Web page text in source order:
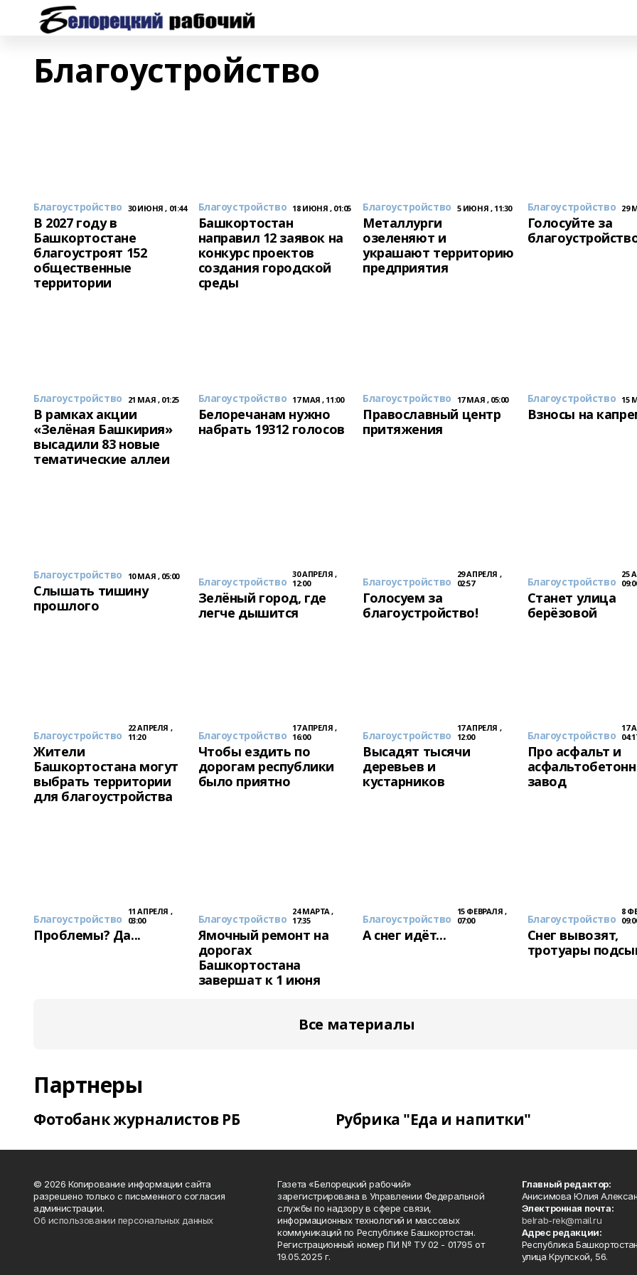
Благоустройство
Благоустройство 30 ИЮНЯ , 01:44
В 2027 году в
Башкортостане
благоустроят 152
общественные
территории
Благоустройство 18 ИЮНЯ , 01:05
Башкортостан
направил 12 заявок на
конкурс проектов
создания городской
среды
Благоустройство 5 ИЮНЯ , 11:30
Металлурги
озеленяют и
украшают территорию
предприятия
Благоустройство 29
Голосуйте за
Благоустройство 21 МАЯ , 01:25
В рамках акции
«Зелёная Башкирия»
высадили 83 новые
тематические аллеи
Благоустройство 17 МАЯ , 11:00
Белоречанам нужно
набрать 19312 голосов
Благоустройство 17 МАЯ , 05:00
Православный центр
притяжения
Благоустройство 15
Взносы на
Благоустройство 10 МАЯ , 05:00
Слышать тишину
прошлого
Благоустройство
30 АПРЕЛЯ ,
12:00
Зелёный город, где
легче дышится
Благоустройство
29 АПРЕЛЯ ,
02:57
Голосуем за
благоустройство!
Благоустройство
25
Станет улица
берёзовой
Благоустройство
22 АПРЕЛЯ ,
11:20
Жители
Башкортостана могут
выбрать территории
для благоустройства
Благоустройство
17 АПРЕЛЯ ,
16:00
Чтобы ездить по
дорогам республики
было приятно
Благоустройство
17 АПРЕЛЯ ,
12:00
Высадят тысячи
деревьев и
кустарников
Благоустройство
17
Про асфальт и
завод
Благоустройство
11 АПРЕЛЯ ,
03:00
Проблемы? Да...
Благоустройство
24 МАРТА ,
17:35
Ямочный ремонт на
дорогах
Башкортостана
завершат к 1 июня
Благоустройство
15 ФЕВРАЛЯ ,
07:00
А снег идёт...
Благоустройство
8
Снег вывозят,
тротуары
Все материалы
Партнеры
Фотобанк журналистов РБ Рубрика "Еда и напитки"
© 2026 Копирование информации сайта
разрешено только с письменного согласия
администрации.
Об использовании персональных данных
Газета «Белорецкий рабочий»
зарегистрирована в Управлении Федеральной
службы по надзору в сфере связи,
информационных технологий и массовых
коммуникаций по Республике Башкортостан.
Регистрационный номер ПИ № ТУ 02 - 01795 от
19.05.2025 г.
Главный редактор:
Анисимова Юлия
Электронная почта:
belrab-rek@mail.ru
Адрес редакции:
Республика
улица Крупской, 56.